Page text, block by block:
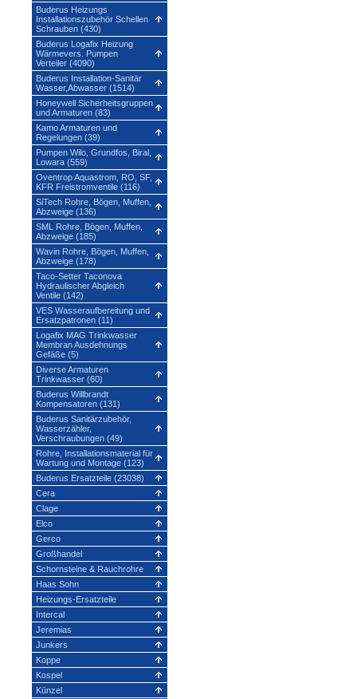
Buderus Heizungs
Installationszubehör Schellen
Schrauben (430)
Buderus Logafix Heizung
Wärmevers. Pumpen
Verteiler (4090)
Buderus Installation-Sanitär
Wasser,Abwasser (1514)
Honeywell Sicherheitsgruppen
und Armaturen (83)
Kamo Armaturen und
Regelungen (39)
Pumpen Wilo, Grundfos, Biral,
Lowara (559)
Oventrop Aquastrom, RO, SF,
KFR Freistromventile (116)
SiTech Rohre, Bögen, Muffen,
Abzweige (136)
SML Rohre, Bögen, Muffen,
Abzweige (185)
Wavin Rohre, Bögen, Muffen,
Abzweige (178)
Taco-Setter Taconova
Hydraulischer Abgleich
Ventile (142)
VES Wasseraufbereitung und
Ersatzpatronen (11)
Logafix MAG Trinkwasser
Membran Ausdehnungs
Gefäße (5)
Diverse Armaturen
Trinkwasser (60)
Buderus Willbrandt
Kompensatoren (131)
Buderus Sanitärzubehör,
Wasserzähler,
Verschraubungen (49)
Rohre, Installationsmaterial für
Wartung und Montage (123)
Buderus Ersatzteile (23038)
Cera
Clage
Elco
Gerco
Großhandel
Schornsteine & Rauchrohre
Haas Sohn
Heizungs-Ersatzteile
Intercal
Jeremias
Junkers
Koppe
Kospel
Künzel